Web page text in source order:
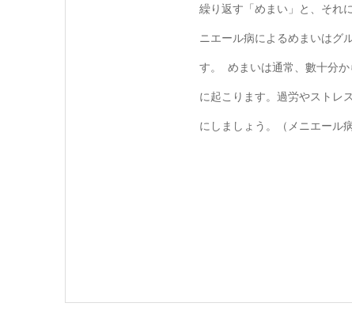
繰り返す「めまい」と、それ
ニエール病によるめまいはグ
す。 めまいは通常、數十分
に起こります。過労やストレ
にしましょう。（メニエール